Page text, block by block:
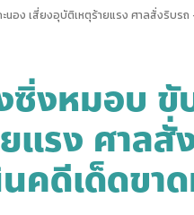
นอง เสี่ยงอุบัติเหตุร้ายแรง ศาลสั่งริบร
งซิ่งหมอบ
แรง ศาลสั่
คดีเด็ดขา